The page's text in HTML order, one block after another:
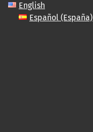
English
Español (España)